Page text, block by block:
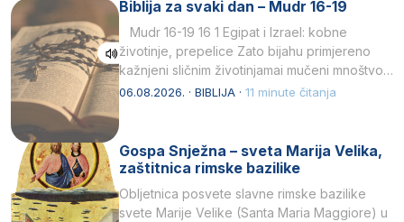
Biblija za svaki dan – Mudr 16-19
Mudr 16-19 16 1 Egipat i Izrael: kobne
životinje, prepelice Zato bijahu primjereno
kažnjeni sličnim životinjamai mučeni mnoštvom
kukaca.2 A narod…
06.08.2026. · BIBLIJA · 11 minute čitanja
Gospa Snježna – sveta Marija Velika,
zaštitnica rimske bazilike
Obljetnica posvete slavne rimske bazilike
svete Marije Velike (Santa Maria Maggiore) u